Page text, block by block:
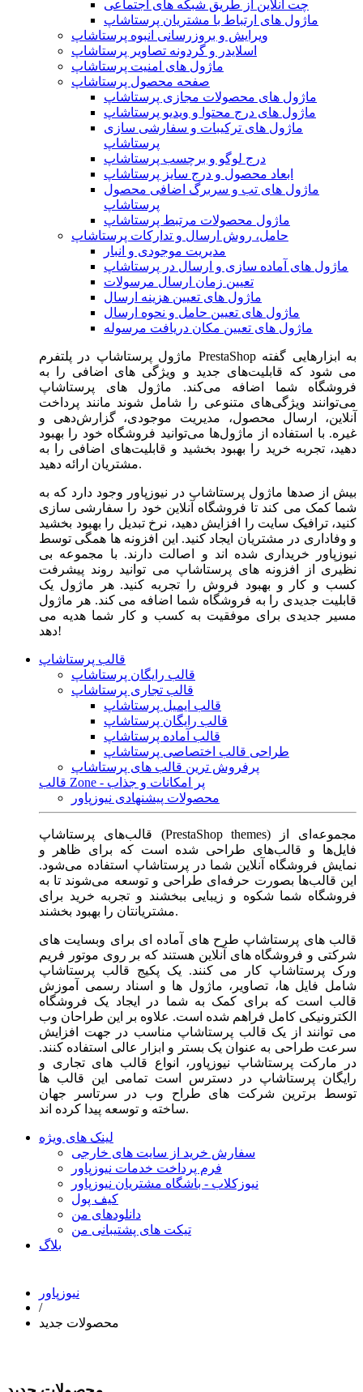
چت آنلاین از طریق شبکه های اجتماعی
ماژول های ارتباط با مشتریان پرستاشاپ
ویرایش و بروزرسانی انبوه پرستاشاپ
اسلایدر و گردونه تصاویر پرستاشاپ
ماژول های امنیت پرستاشاپ
صفحه محصول پرستاشاپ
ماژول های محصولات مجازی پرستاشاپ
ماژول های درج محتوا و ویدیو پرستاشاپ
ماژول های ترکیبات و سفارشی سازی
پرستاشاپ
درج لوگو و برچسب پرستاشاپ
ابعاد محصول و درج سایز پرستاشاپ
ماژول های تب و سربرگ اضافی محصول
پرستاشاپ
ماژول محصولات مرتبط پرستاشاپ
حامل، روش ارسال و تدارکات پرستاشاپ
مدیریت موجودی و انبار
ماژول های آماده سازی و ارسال در پرستاشاپ
تعیین زمان ارسال مرسولات
ماژول های تعیین هزینه ارسال
ماژول های تعیین حامل و نحوه ارسال
ماژول های تعیین مکان دریافت مرسوله
ماژول‌ پرستاشاپ در پلتفرم PrestaShop به ابزارهایی گفته
می شود که قابلیت‌های جدید و ویژگی های اضافی را به
فروشگاه شما اضافه می‌کند. ماژول های پرستاشاپ
می‌توانند ویژگی‌های متنوعی را شامل شوند مانند پرداخت
آنلاین، ارسال محصول، مدیریت موجودی، گزارش‌دهی و
غیره. با استفاده از ماژول‌ها می‌توانید فروشگاه خود را بهبود
دهید، تجربه خرید را بهبود بخشید و قابلیت‌های اضافی را به
مشتریان ارائه دهید.
بیش از صدها ماژول پرستاشاپ در نیوزپاور وجود دارد که به
شما کمک می کند تا فروشگاه آنلاین خود را سفارشی سازی
کنید، ترافیک سایت را افزایش دهید، نرخ تبدیل را بهبود بخشید
و وفاداری در مشتریان ایجاد کنید. این افزونه ها همگی توسط
نیوزپاور خریداری شده اند و اصالت دارند. با مجموعه بی
نظیری از افزونه های پرستاشاپ می توانید روند پیشرفت
کسب و کار و بهبود فروش را تجربه کنید. هر ماژول یک
قابلیت جدیدی را به فروشگاه شما اضافه می کند. هر ماژول
مسیر جدیدی برای موفقیت به کسب و کار شما هدیه می
دهد!
قالب پرستاشاپ
قالب رایگان پرستاشاپ
قالب تجاری پرستاشاپ
قالب ایمیل پرستاشاپ
قالب رایگان پرستاشاپ
قالب آماده پرستاشاپ
طراحی قالب اختصاصی پرستاشاپ
پرفروش ترین قالب های پرستاشاپ
قالب Zone - پر امکانات و جذاب
محصولات پیشنهادی نیوزپاور
قالب‌های پرستاشاپ (PrestaShop themes) مجموعه‌ای از
فایل‌ها و قالب‌های طراحی شده است که برای ظاهر و
نمایش فروشگاه آنلاین شما در پرستاشاپ استفاده می‌شود.
این قالب‌ها بصورت حرفه‌ای طراحی و توسعه می‌شوند تا به
فروشگاه شما شکوه و زیبایی ببخشند و تجربه خرید برای
مشتریانتان را بهبود بخشند.
قالب های پرستاشاپ طرح های آماده ای برای وبسایت های
شرکتی و فروشگاه های آنلاین هستند که بر روی موتور فریم
ورک پرستاشاپ کار می کنند. یک پکیج قالب پرستاشاپ
شامل فایل ها، تصاویر، ماژول ها و اسناد رسمی آموزش
قالب است که برای کمک به شما در ایجاد یک فروشگاه
الکترونیکی کامل فراهم شده است. علاوه بر این طراحان وب
می توانند از یک قالب پرستاشاپ مناسب در جهت افزایش
سرعت طراحی به عنوان یک بستر و ابزار عالی استفاده کنند.
در مارکت پرستاشاپ نیوزپاور، انواع قالب های تجاری و
رایگان پرستاشاپ در دسترس است تمامی این قالب ها
توسط برترین شرکت های طراح وب در سرتاسر جهان
ساخته و توسعه پیدا کرده اند.
لینک های ویژه
سفارش خرید از سایت های خارجی
فرم پرداخت خدمات نیوزپاور
نیوزکلاب - باشگاه مشتریان نیوزپاور
کیف پول
دانلودهای من
تیکت های پشتیبانی من
بلاگ
نیوزپاور
/
محصولات جدید